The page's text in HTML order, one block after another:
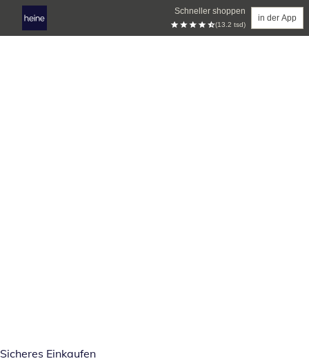
Schneller shoppen
(13.2 tsd)
in der App
Sicheres Einkaufen